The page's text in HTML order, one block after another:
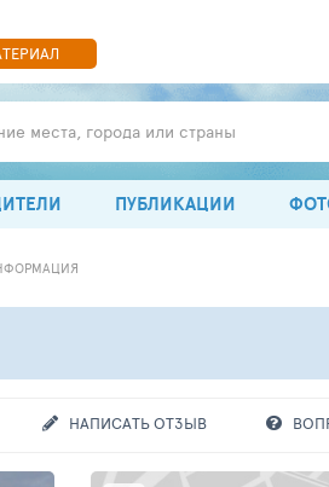
места, города или страны
ПУБЛИКАЦИИ
НАПИСАТЬ ОТЗЫВ